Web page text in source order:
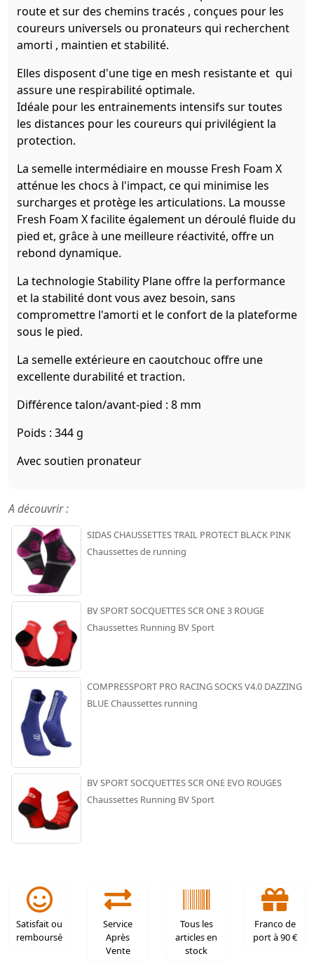
route et sur des chemins tracés , conçues pour les
coureurs universels ou pronateurs qui recherchent
amorti , maintien et stabilité.
Elles disposent d'une tige en mesh resistante et qui
assure une respirabilité optimale.
Idéale pour les entrainements intensifs sur toutes
les distances pour les coureurs qui privilégient la
protection.
La semelle intermédiaire en mousse Fresh Foam X
atténue les chocs à l'impact, ce qui minimise les
surcharges et protège les articulations. La mousse
Fresh Foam X facilite également un déroulé fluide du
pied et, grâce à une meilleure réactivité, offre un
rebond dynamique.
La technologie Stability Plane offre la performance
et la stabilité dont vous avez besoin, sans
compromettre l'amorti et le confort de la plateforme
sous le pied.
La semelle extérieure en caoutchouc offre une
excellente durabilité et traction.
Différence talon/avant-pied : 8 mm
Poids : 344 g
Avec soutien pronateur
A découvrir :
SIDAS CHAUSSETTES TRAIL PROTECT BLACK PINK
Chaussettes de running
BV SPORT SOCQUETTES SCR ONE 3 ROUGE
Chaussettes Running BV Sport
COMPRESSPORT PRO RACING SOCKS V4.0 DAZZING
BLUE Chaussettes running
BV SPORT SOCQUETTES SCR ONE EVO ROUGES
Chaussettes Running BV Sport
Satisfait ou
remboursé
Service
Après
Vente
Tous les
articles en
stock
Franco de
port à 90 €